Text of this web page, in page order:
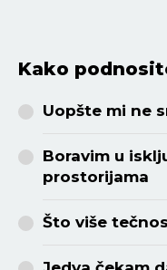
Kako
Uopšte mi ne
Boravim u
prostorijama
Što više